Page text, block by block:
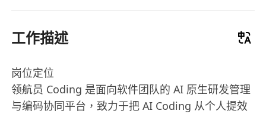
工作描述
岗位定位
领航员 Coding 是面向软件团队的 AI 原生研发管理
与编码协同平台，致力于把 AI Coding 从个人提效